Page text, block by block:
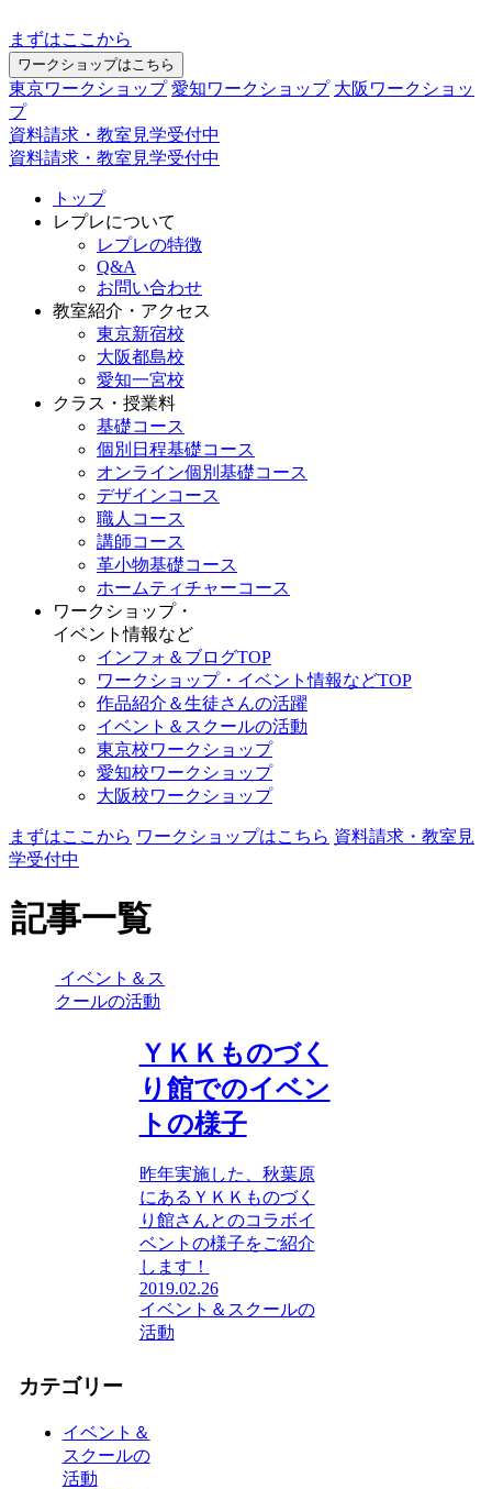
まずはここから
ワークショップはこちら
東京ワークショップ 愛知ワークショップ 大阪ワークショッ
プ
資料請求・教室見学受付中
資料請求・教室見学受付中
トップ
レプレについて
レプレの特徴
Q&A
お問い合わせ
教室紹介・アクセス
東京新宿校
大阪都島校
愛知一宮校
クラス・授業料
基礎コース
個別日程基礎コース
オンライン個別基礎コース
デザインコース
職人コース
講師コース
革小物基礎コース
ホームティチャーコース
ワークショップ・
イベント情報など
インフォ＆ブログTOP
ワークショップ・イベント情報などTOP
作品紹介＆生徒さんの活躍
イベント＆スクールの活動
東京校ワークショップ
愛知校ワークショップ
大阪校ワークショップ
まずはここから ワークショップはこちら 資料請求・教室見
学受付中
記事一覧
イベント＆ス
クールの活動
ＹＫＫものづく
り館でのイベン
トの様子
昨年実施した、秋葉原
にあるＹＫＫものづく
り館さんとのコラボイ
ベントの様子をご紹介
します！
2019.02.26
イベント＆スクールの
活動
カテゴリー
イベント＆
スクールの
活動